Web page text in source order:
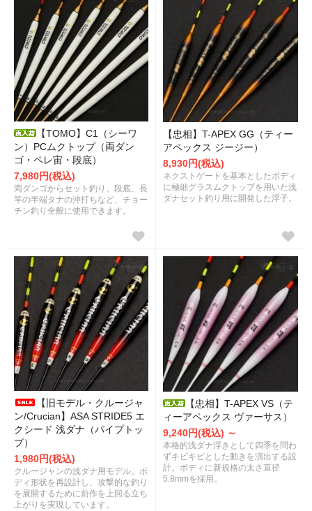
【TOMO】C1（シーワ
ン）PCムクトップ（両ダン
ゴ・ペレ宙・段底）
7,980円(税込)
両ダンゴからセット釣り、段底、長
竿の半端タナの沖打ちなど、チョー
チン釣り全般に使用できます。
【忠相】T-APEX GG（ティー
アペックス ジージー）
8,930円(税込)
ネクストゲートを基本としたボディ
に極細グラスムクトップを用いた浅
ダナセット釣り用に開発した浮子。
【旧モデル・クルージャ
ン/Crucian】ASA STRIDE5 エ
クシード 浅ダナ（パイプトッ
プ）
1,980円(税込)
クルージャンの浅ダナ用モデル。ボ
ディ形状を再設計し、攻撃的な釣り
を展開するために前作を上回る立ち
上がりを実現しています。
【忠相】T-APEX VS（テ
ィーアペックス ヴァーサス）
9,240円(税込) ～
本格的浅ダナ浮きとして四季を問わ
ずキビキビとした動きを演出する設
計。ボディに新規格の太さ直径
5.8mmを採用。